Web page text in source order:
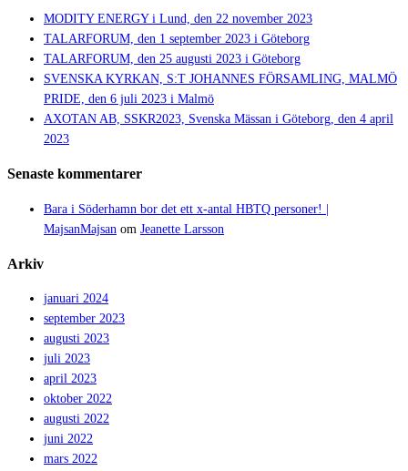
MODITY ENERGY i Lund, den 22 november 2023
TALARFORUM, den 1 september 2023 i Göteborg
TALARFORUM, den 25 augusti 2023 i Göteborg
SVENSKA KYRKAN, S:T JOHANNES FÖRSAMLING, MALMÖ
PRIDE, den 6 juli 2023 i Malmö
AXOTAN AB, SSKR2023, Svenska Mässan i Göteborg, den 4 april
2023
Senaste kommentarer
Bara i Söderhamn bor det ett x-antal HBTQ personer! |
MajsanMajsan om Jeanette Larsson
Arkiv
januari 2024
september 2023
augusti 2023
juli 2023
april 2023
oktober 2022
augusti 2022
juni 2022
mars 2022